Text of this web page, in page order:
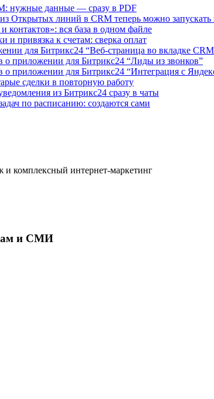
нужные данные — сразу в PDF
Открытых линий в CRM теперь можно запускать
контактов»: вся база в одном файле
и привязка к счетам: сверка оплат
для Битрикс24 “Веб-страница во вкладке
приложении для Битрикс24 “Лиды из звонков”
приложении для Битрикс24 “Интеграция с
сделки в повторную работу
из Битрикс24 сразу в чаты
по расписанию: создаются сами
комплексный интернет-маркетинг
и СМИ